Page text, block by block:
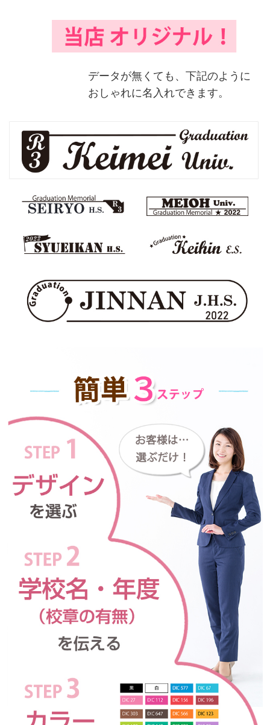
データが無くても、下記のように
おしゃれに名入れできます。